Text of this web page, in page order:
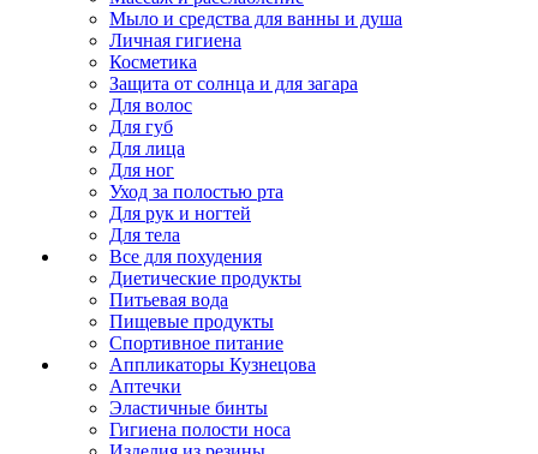
Мыло и средства для ванны и душа
Личная гигиена
Косметика
Защита от солнца и для загара
Для волос
Для губ
Для лица
Для ног
Уход за полостью рта
Для рук и ногтей
Для тела
Все для похудения
Диетические продукты
Питьевая вода
Пищевые продукты
Спортивное питание
Аппликаторы Кузнецова
Аптечки
Эластичные бинты
Гигиена полости носа